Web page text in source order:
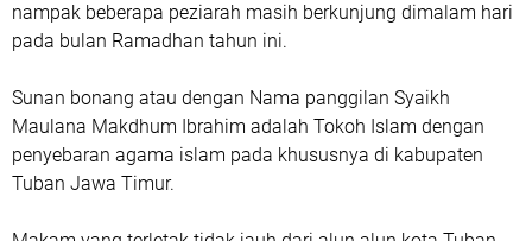
nampak beberapa peziarah masih berkunjung dimalam hari
pada bulan Ramadhan tahun ini.
Sunan bonang atau dengan Nama panggilan Syaikh
Maulana Makdhum Ibrahim adalah Tokoh Islam dengan
penyebaran agama islam pada khususnya di kabupaten
Tuban Jawa Timur.